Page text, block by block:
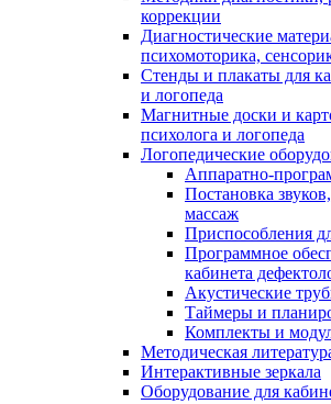
коррекции
Диагностические
психомоторика,
Стенды и плакаты для
и логопеда
Магнитные доски и
психолога и логопеда
Логопедические
Аппаратно-
Постановка
массаж
Приспособления
Программное
кабинета
Акустические
Таймеры и
Комплекты и
Методическая
Интерактивные зеркала
Оборудование для